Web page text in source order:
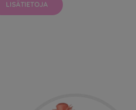
LISÄTIETOJA